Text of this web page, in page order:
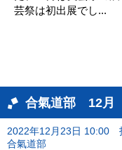
芸祭は初出展でし...
合氣道部 12月
2022年12月23日 10:00
合氣道部